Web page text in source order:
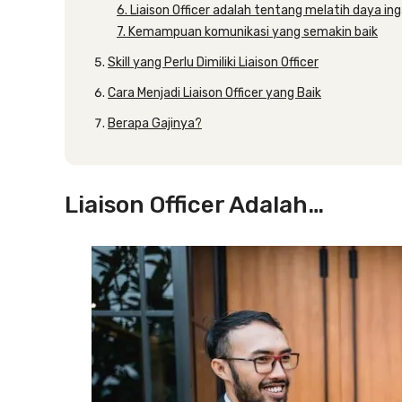
6. Liaison Officer adalah tentang melatih daya
7. Kemampuan komunikasi yang semakin baik
Skill yang Perlu Dimiliki Liaison Officer
Cara Menjadi Liaison Officer yang Baik
Berapa Gajinya?
Liaison Officer Adalah…